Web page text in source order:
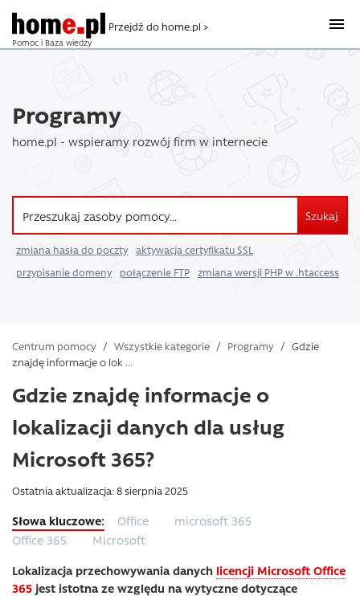
Pomoc i Baza wiedzy
Przejdź do home.pl >
Programy
home.pl - wspieramy rozwój firm w internecie
Szukaj
zmiana hasła do poczty
aktywacja certyfikatu SSL
przypisanie domeny
połączenie FTP zmiana wersji PHP w .htaccess
Centrum pomocy / Wszystkie kategorie / Programy / Gdzie
znajdę informacje o lok ...
Gdzie znajdę informacje o
lokalizacji danych dla usług
Microsoft 365?
Ostatnia aktualizacja: 8 sierpnia 2025
Office
microsoft 365
Office 365
Microsoft
Lokalizacja przechowywania danych licencji Microsoft Office
365 jest istotna ze względu na wytyczne dotyczące